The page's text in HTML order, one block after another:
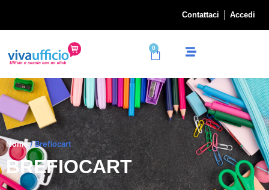
Contattaci Accedi
0
Home/ Brefiocart
BREFIOCART